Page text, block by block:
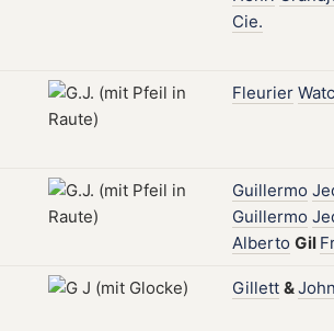
Cie.
Fleurier
Guillermo
Guillermo
Alberto Gil
Gillett &